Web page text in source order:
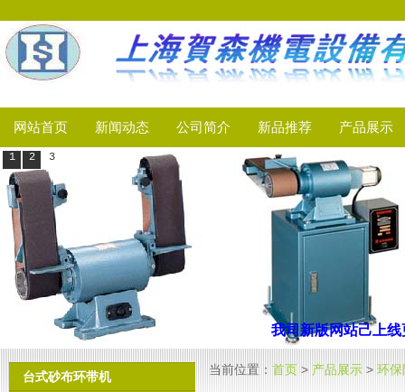
网站首页 新闻动态 公司简介 新品推荐 产品展示
1 2 3
台式砂布环带机
当前位置： 首页 > 产品展示 > 环保
我司新版网站己上线更